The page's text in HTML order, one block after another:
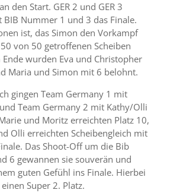
den Start. GER 2 und GER 3
Nummer 1 und 3 das Finale.
ist, das Simon den Vorkampf
von 50 getroffenen Scheiben
Ende wurden Eva und Christopher
Maria und Simon mit 6 belohnt.
gingen Team Germany 1 mit
Team Germany 2 mit Kathy/Olli
und Moritz erreichten Platz 10,
Olli erreichten Scheibengleich mit
Das Shoot-Off um die Bib
6 gewannen sie souverän und
guten Gefühl ins Finale. Hierbei
Super 2. Platz.